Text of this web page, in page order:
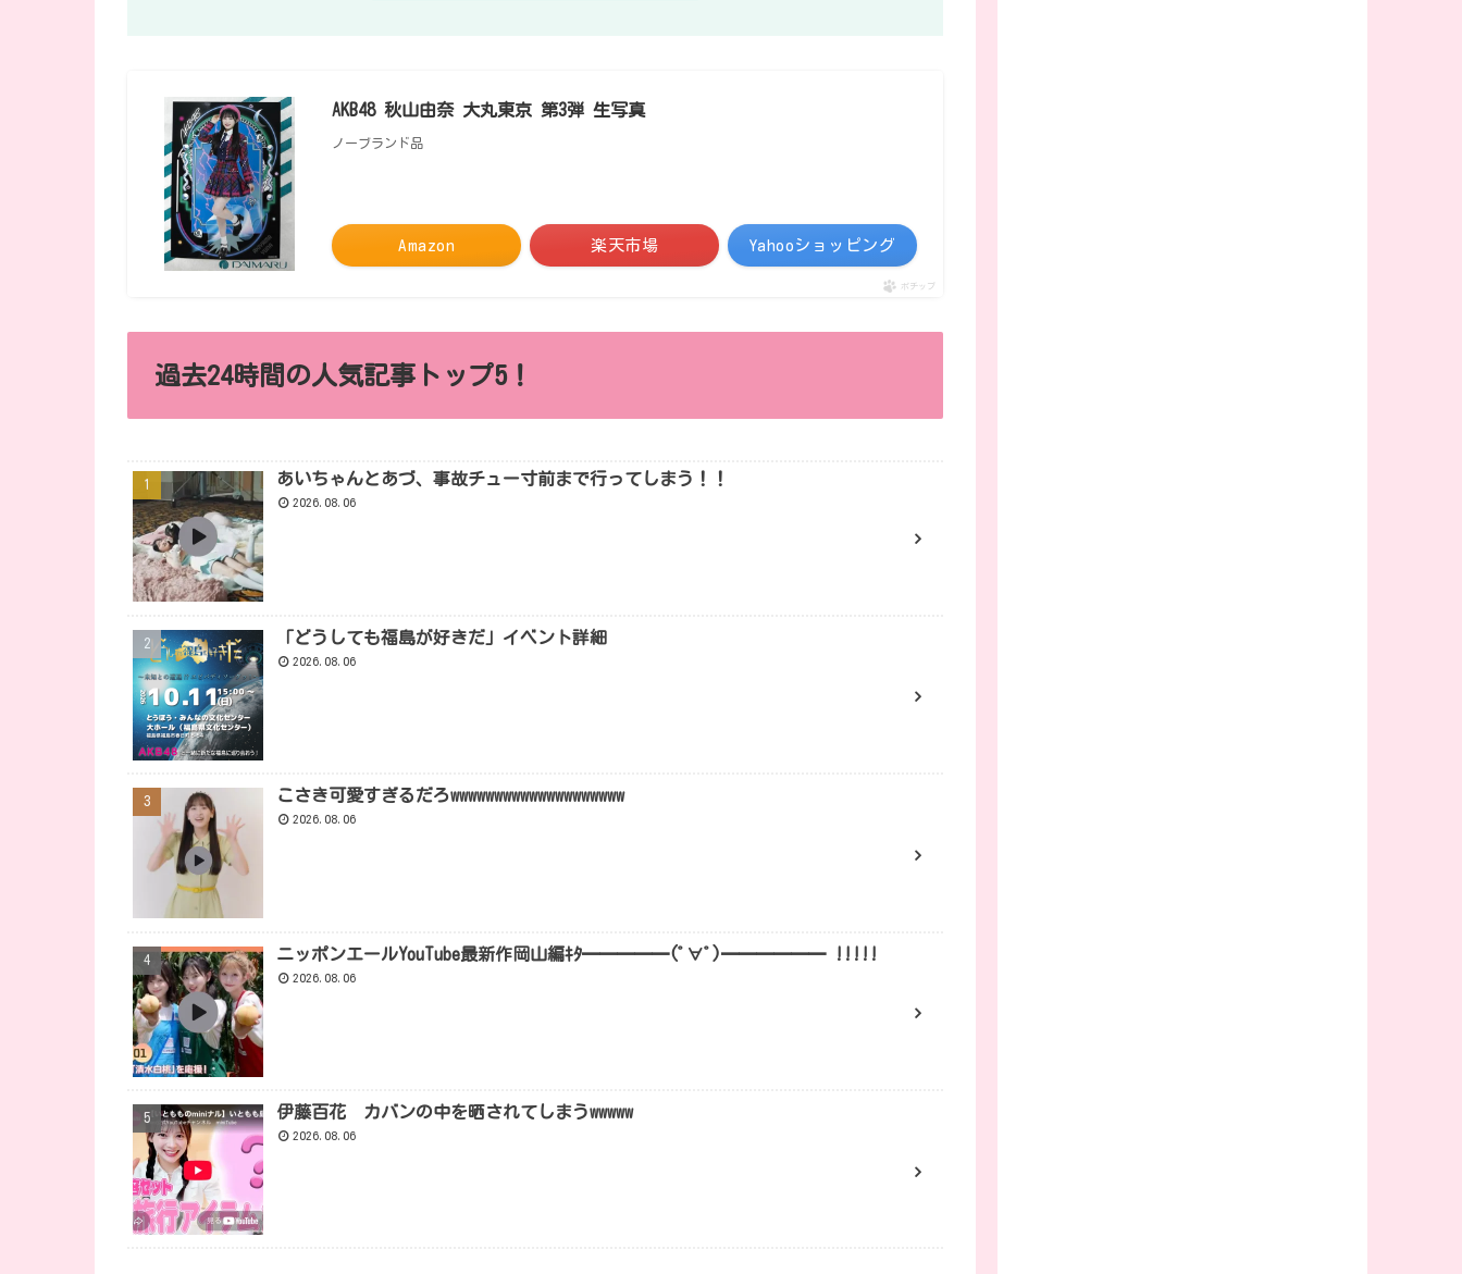
AKB48 秋山由奈 大丸東京 第3弾 生写真
ノーブランド品
Amazon 楽天市場 Yahooショッピング
ポチップ
過去24時間の人気記事トップ5！
あいちゃんとあづ、事故チュー寸前まで行ってしまう！！
2026.08.06
「どうしても福島が好きだ」イベント詳細
2026.08.06
こさき可愛すぎるだろwwwwwwwwwwwwwwwwwwww
2026.08.06
ニッポンエールYouTube最新作岡山編ｷﾀ━━━━━(ﾟ∀ﾟ)━━━━━━ !!!!!
2026.08.06
伊藤百花 カバンの中を晒されてしまうwwwww
2026.08.06